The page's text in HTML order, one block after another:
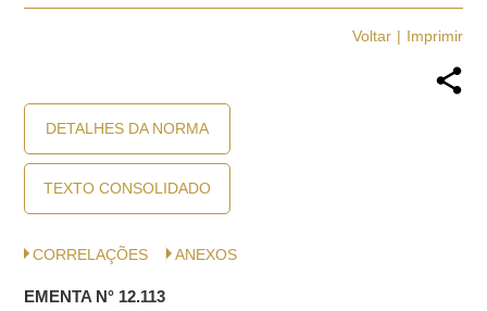
Voltar Imprimir
DETALHES DA NORMA
TEXTO CONSOLIDADO
CORRELAÇÕES ANEXOS
EMENTA N° 12.113